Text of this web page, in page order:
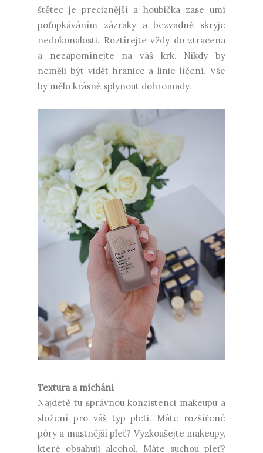
štětec je preciznější a houbička zase umí
poťupkáváním zázraky a bezvadně skryje
nedokonalosti. Roztírejte vždy do ztracena
a nezapomínejte na váš krk. Nikdy by
neměli být vidět hranice a linie líčení. Vše
by mělo krásně splynout dohromady.
Textura a míchání
Najdetě tu správnou konzistenci makeupu a
složení pro váš typ pleti. Máte rozšířené
póry a mastnější pleť? Vyzkoušejte makeupy,
které obsahují alcohol. Máte suchou pleť?